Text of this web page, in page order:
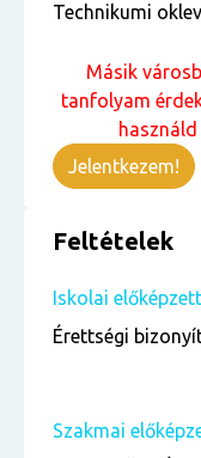
Technikumi
Másik
tanfolyam
használd
Jelentkezem!
Feltételek
Iskolai
Érettségi
Szakmai